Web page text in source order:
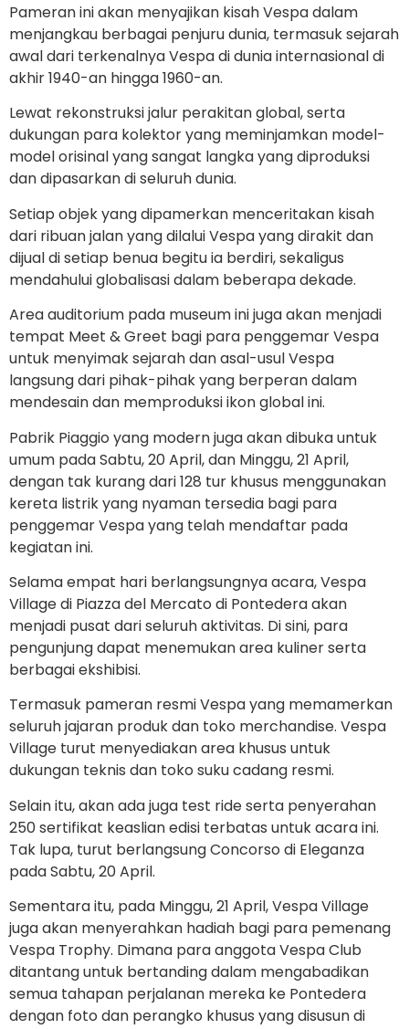
Pameran ini akan menyajikan kisah Vespa dalam
menjangkau berbagai penjuru dunia, termasuk sejarah
awal dari terkenalnya Vespa di dunia internasional di
akhir 1940-an hingga 1960-an.
Lewat rekonstruksi jalur perakitan global, serta
dukungan para kolektor yang meminjamkan model-
model orisinal yang sangat langka yang diproduksi
dan dipasarkan di seluruh dunia.
Setiap objek yang dipamerkan menceritakan kisah
dari ribuan jalan yang dilalui Vespa yang dirakit dan
dijual di setiap benua begitu ia berdiri, sekaligus
mendahului globalisasi dalam beberapa dekade.
Area auditorium pada museum ini juga akan menjadi
tempat Meet & Greet bagi para penggemar Vespa
untuk menyimak sejarah dan asal-usul Vespa
langsung dari pihak-pihak yang berperan dalam
mendesain dan memproduksi ikon global ini.
Pabrik Piaggio yang modern juga akan dibuka untuk
umum pada Sabtu, 20 April, dan Minggu, 21 April,
dengan tak kurang dari 128 tur khusus menggunakan
kereta listrik yang nyaman tersedia bagi para
penggemar Vespa yang telah mendaftar pada
kegiatan ini.
Selama empat hari berlangsungnya acara, Vespa
Village di Piazza del Mercato di Pontedera akan
menjadi pusat dari seluruh aktivitas. Di sini, para
pengunjung dapat menemukan area kuliner serta
berbagai ekshibisi.
Termasuk pameran resmi Vespa yang memamerkan
seluruh jajaran produk dan toko merchandise. Vespa
Village turut menyediakan area khusus untuk
dukungan teknis dan toko suku cadang resmi.
Selain itu, akan ada juga test ride serta penyerahan
250 sertifikat keaslian edisi terbatas untuk acara ini.
Tak lupa, turut berlangsung Concorso di Eleganza
pada Sabtu, 20 April.
Sementara itu, pada Minggu, 21 April, Vespa Village
juga akan menyerahkan hadiah bagi para pemenang
Vespa Trophy. Dimana para anggota Vespa Club
ditantang untuk bertanding dalam mengabadikan
semua tahapan perjalanan mereka ke Pontedera
dengan foto dan perangko khusus yang disusun di